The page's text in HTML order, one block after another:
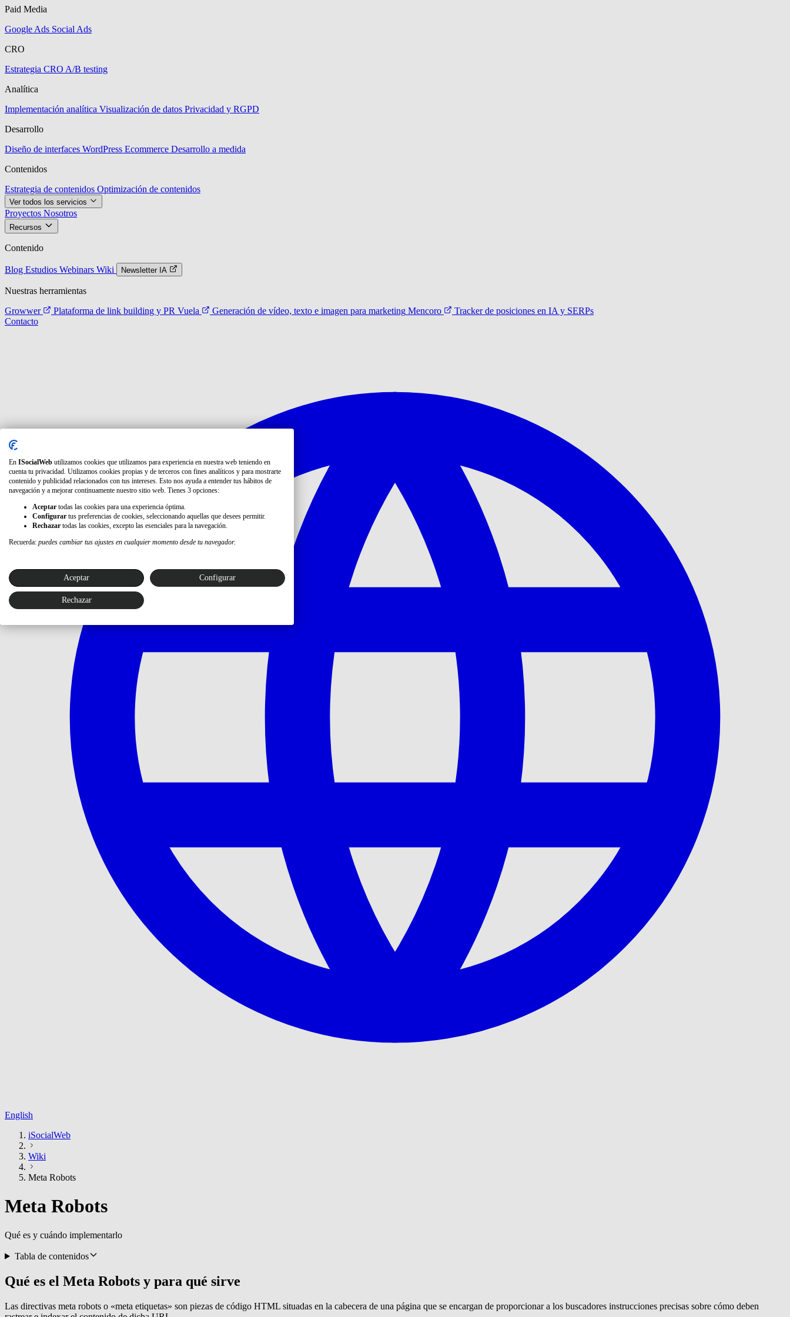
Paid Media
Google Ads Social Ads
CRO
Estrategia CRO A/B testing
Analítica
Implementación analítica Visualización de datos Privacidad y RGPD
Desarrollo
Diseño de interfaces WordPress Ecommerce Desarrollo a medida
Contenidos
Estrategia de contenidos Optimización de contenidos
Ver todos los servicios
Proyectos Nosotros
Recursos
Contenido
Blog Estudios Webinars Wiki Newsletter IA
Nuestras herramientas
Growwer
Plataforma de link building y PR Vuela Generación de vídeo, texto e imagen para marketing Mencoro
Tracker de posiciones en IA y SERPs
Contacto
English
iSocialWeb
Wiki
Meta Robots
Meta Robots
Qué es y cuándo implementarlo
Tabla de contenidos
Qué es el Meta Robots y para qué sirve
Las directivas meta robots o «meta etiquetas» son piezas de código HTML situadas en la cabecera de una página que se encargan de proporcionar a los buscadores instrucciones precisas sobre cómo deben
En ISocialWeb utilizamos cookies que utilizamos para experiencia en nuestra web teniendo en
cuenta tu privacidad. Utilizamos cookies propias y de terceros con fines analíticos y para mostrarte
contenido y publicidad relacionados con tus intereses. Esto nos ayuda a entender tus hábitos de
navegación y a mejorar continuamente nuestro sitio web. Tienes 3 opciones:
Aceptar todas las cookies para una experiencia óptima.
Configurar tus preferencias de cookies, seleccionando aquellas que desees permitir.
Rechazar todas las cookies, excepto las esenciales para la navegación.
Recuerda: puedes cambiar tus ajustes en cualquier momento desde tu navegador.
Aceptar Configurar
Rechazar